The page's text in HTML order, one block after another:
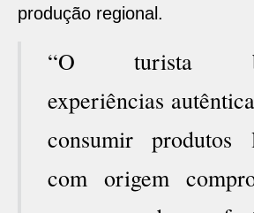
produção regional.
“O turista
experiências
consumir produtos
com origem